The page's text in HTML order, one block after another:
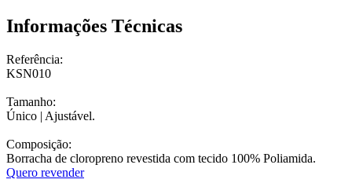
Informações Técnicas
Referência:
KSN010
Tamanho:
Único | Ajustável.
Composição:
Borracha de cloropreno revestida com tecido 100% Poliamida.
Quero revender